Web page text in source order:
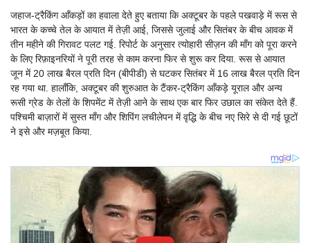
जहाज-ट्रैकिंग आँकड़ों का हवाला देते हुए बताया कि अक्टूबर के पहले पखवाड़े में रूस से
भारत के कच्चे तेल के आयात में तेज़ी आई, जिससे जुलाई और सितंबर के बीच आवक में
तीन महीने की गिरावट पलट गई. रिपोर्ट के अनुसार त्योहारी सीज़न की माँग को पूरा करने
के लिए रिफ़ाइनरियों ने पूरी तरह से काम करना फिर से शुरू कर दिया. रूस से आयात
जून में 20 लाख बैरल प्रति दिन (बीपीडी) से घटकर सितंबर में 16 लाख बैरल प्रति दिन
रह गया था. हालाँकि, अक्टूबर की शुरुआत के टैंकर-ट्रैकिंग आँकड़े यूराल और अन्य
रूसी ग्रेड के तेलों के शिपमेंट में तेज़ी आने के साथ एक बार फिर उछाल का संकेत देते हैं.
पश्चिमी बाज़ारों में सुस्त माँग और शिपिंग लचीलेपन में वृद्धि के बीच नए सिरे से दी गई छूटों
ने इसे और मज़बूत किया.